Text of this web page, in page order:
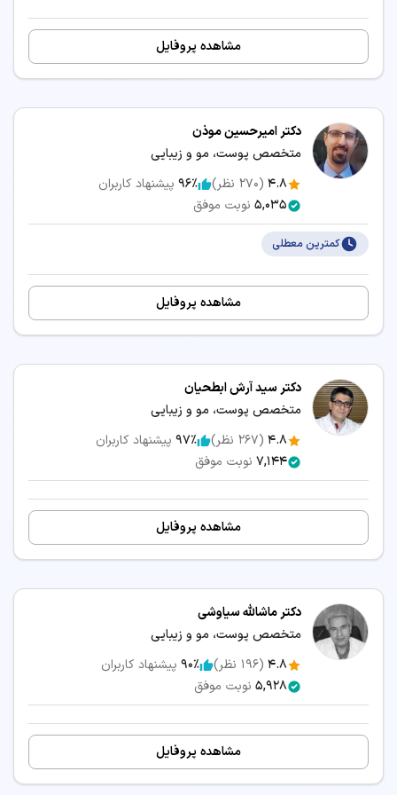
دکتر پوست، مو و زیبایی شهرکرد
سرویس‌های مرتبط:
مشاهده پروفایل
دکتر امیرحسین موذن
متخصص پوست، مو و زیبایی
4.8
(
270 نظر) 96٪ پیشنهاد کاربران
5,035 نوبت موفق
کمترین معطلی
مشاهده پروفایل
دکتر سید آرش ابطحیان
متخصص پوست، مو و زیبایی
4.8
(
267 نظر) 97٪ پیشنهاد کاربران
7,144 نوبت موفق
مشاهده پروفایل
دکتر ماشالله سیاوشی
متخصص پوست، مو و زیبایی
4.8
(
196 نظر) 90٪ پیشنهاد کاربران
5,928 نوبت موفق
مشاهده پروفایل